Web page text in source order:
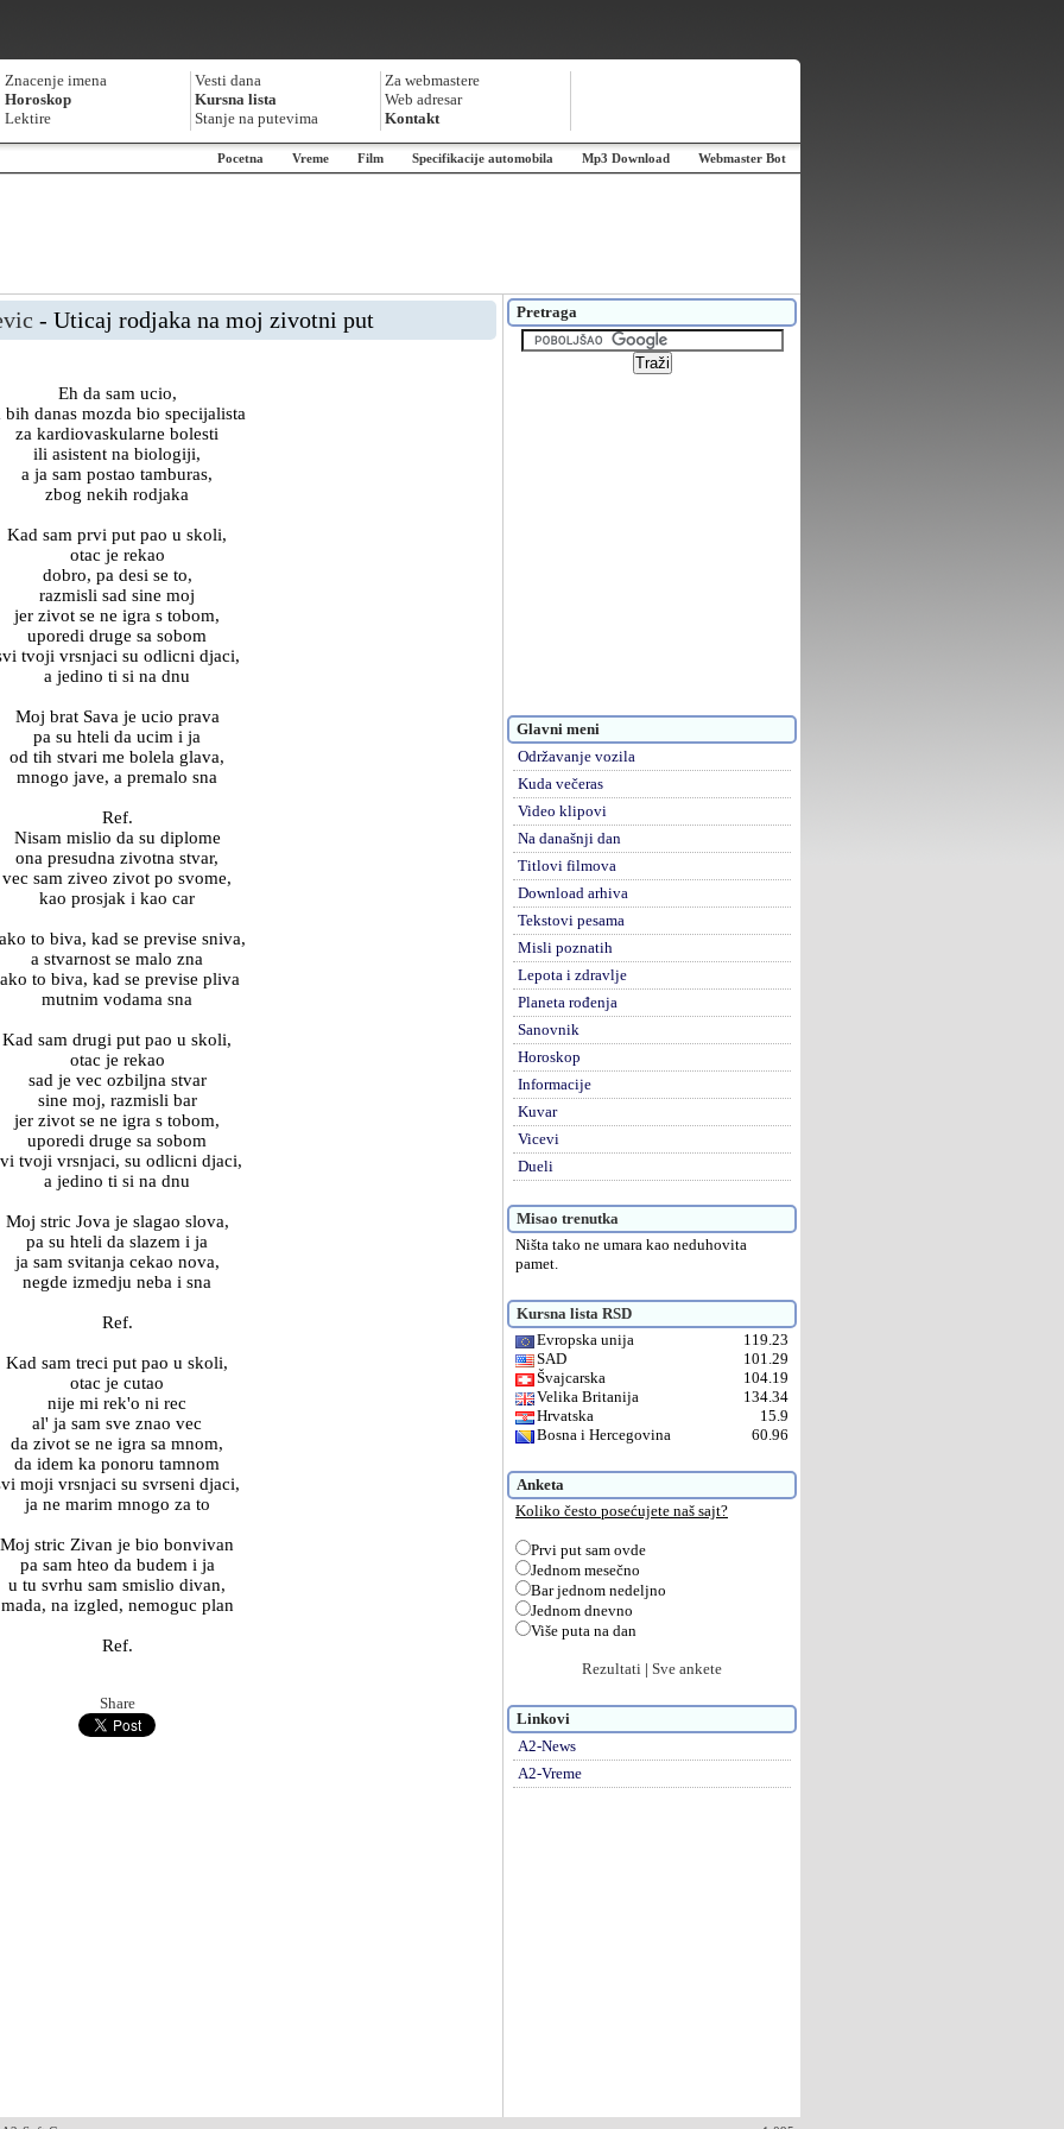
Znacenje imena
Horoskop
Lektire
Vesti dana
Kursna lista
Stanje na putevima
Za webmastere
Web adresar
Kontakt
Pocetna Vreme Film Specifikacije automobila Mp3 Download Webmaster Bot
- Uticaj rodjaka na moj zivotni put
Eh da sam ucio,
bih danas mozda bio specijalista
za kardiovaskularne bolesti
ili asistent na biologiji,
a ja sam postao tamburas,
zbog nekih rodjaka
Kad sam prvi put pao u skoli,
otac je rekao
dobro, pa desi se to,
razmisli sad sine moj
jer zivot se ne igra s tobom,
uporedi druge sa sobom
tvoji vrsnjaci su odlicni djaci,
a jedino ti si na dnu
Moj brat Sava je ucio prava
pa su hteli da ucim i ja
od tih stvari me bolela glava,
mnogo jave, a premalo sna
Ref.
Nisam mislio da su diplome
ona presudna zivotna stvar,
vec sam ziveo zivot po svome,
kao prosjak i kao car
to biva, kad se previse sniva,
a stvarnost se malo zna
to biva, kad se previse pliva
mutnim vodama sna
Kad sam drugi put pao u skoli,
otac je rekao
sad je vec ozbiljna stvar
sine moj, razmisli bar
jer zivot se ne igra s tobom,
uporedi druge sa sobom
tvoji vrsnjaci, su odlicni djaci,
a jedino ti si na dnu
Moj stric Jova je slagao slova,
pa su hteli da slazem i ja
ja sam svitanja cekao nova,
negde izmedju neba i sna
Ref.
Kad sam treci put pao u skoli,
otac je cutao
nije mi rek'o ni rec
al' ja sam sve znao vec
da zivot se ne igra sa mnom,
da idem ka ponoru tamnom
moji vrsnjaci su svrseni djaci,
ja ne marim mnogo za to
Moj stric Zivan je bio bonvivan
pa sam hteo da budem i ja
u tu svrhu sam smislio divan,
mada, na izgled, nemoguc plan
Ref.
Share
Pretraga
Glavni meni
Održavanje vozila
Kuda večeras
Video klipovi
Na današnji dan
Titlovi filmova
Download arhiva
Tekstovi pesama
Misli poznatih
Lepota i zdravlje
Planeta rođenja
Sanovnik
Horoskop
Informacije
Kuvar
Vicevi
Dueli
Misao trenutka
Ništa tako ne umara kao neduhovita
pamet.
Kursna lista RSD
Evropska unija
119.23
SAD
101.29
Švajcarska
104.19
Velika Britanija
134.34
Hrvatska
15.9
Bosna i Hercegovina
60.96
Anketa
Koliko često posećujete naš sajt?
Prvi put sam ovde
Jednom mesečno
Bar jednom nedeljno
Jednom dnevno
Više puta na dan
Rezultati | Sve ankete
Linkovi
A2-News
A2-Vreme